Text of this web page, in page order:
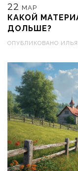
22 МАР
КАКОЙ
ДОЛЬШЕ?
ОПУБЛИКОВАНО